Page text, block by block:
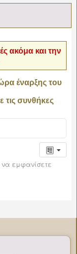
ακόμα και την
έναρξης του
τις συνθήκες
να εμφανίσετε